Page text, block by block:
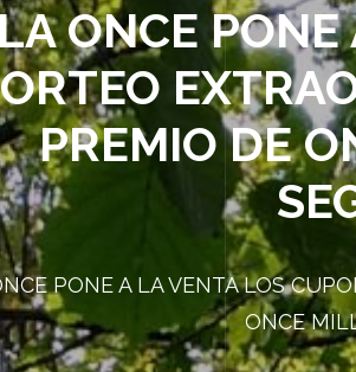
ONCE
PREMIO DE
PONE A LA VENTA LOS
ONCE